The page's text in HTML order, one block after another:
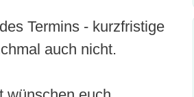
Termins - kurzfristige
auch nicht.